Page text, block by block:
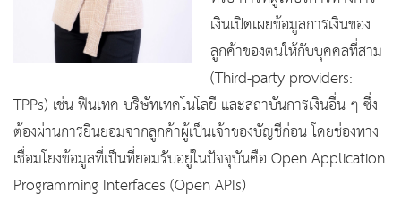
เงินเปิดเผยข้อมูลการเงินของ
ลูกค้าของตนให้กับบุคคลที่สาม
(Third-party providers:
TPPs) เช่น ฟินเทค บริษัทเทคโนโลยี และสถาบันการเงินอื่น ๆ ซึ่ง
ต้องผ่านการยินยอมจากลูกค้าผู้เป็นเจ้าของบัญชีก่อน โดยช่องทาง
เชื่อมโยงข้อมูลที่เป็นที่ยอมรับอยู่ในปัจจุบันคือ Open Application
Programming Interfaces (Open APIs)